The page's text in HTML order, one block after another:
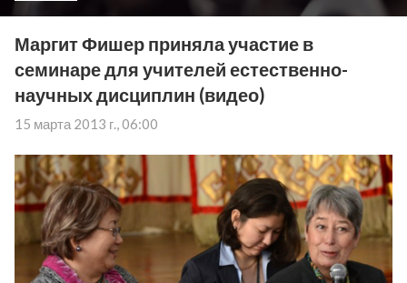
Маргит Фишер приняла участие в
семинаре для учителей естественно-
научных дисциплин (видео)
15 марта 2013 г., 06:00